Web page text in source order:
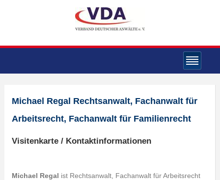
Michael Regal Rechtsanwalt, Fachanwalt für
Arbeitsrecht, Fachanwalt für Familienrecht
Visitenkarte / Kontaktinformationen
Michael Regal ist Rechtsanwalt, Fachanwalt für Arbeitsrecht